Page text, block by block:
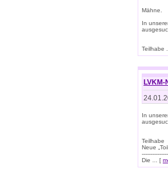
Mähne.
In
Teilhabe
In
Teilhabe
Neue
Die ... [